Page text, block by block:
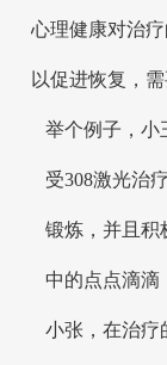
心理健康对治
以促进恢复，
举个例子，小
受308激光治
锻炼，并且积
中的点点滴滴
小张，在治疗